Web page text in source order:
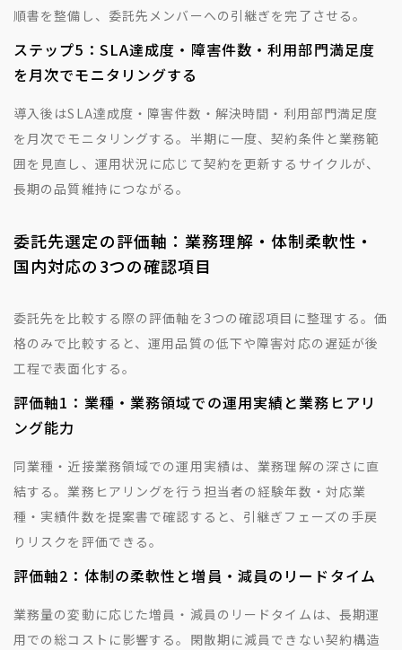
順書を整備し、委託先メンバーへの引継ぎを完了させる。
ステップ5：SLA達成度・障害件数・利用部門満足度
を月次でモニタリングする
導入後はSLA達成度・障害件数・解決時間・利用部門満足度
を月次でモニタリングする。半期に一度、契約条件と業務範
囲を見直し、運用状況に応じて契約を更新するサイクルが、
長期の品質維持につながる。
委託先選定の評価軸：業務理解・体制柔軟性・
国内対応の3つの確認項目
委託先を比較する際の評価軸を3つの確認項目に整理する。価
格のみで比較すると、運用品質の低下や障害対応の遅延が後
工程で表面化する。
評価軸1：業種・業務領域での運用実績と業務ヒアリ
ング能力
同業種・近接業務領域での運用実績は、業務理解の深さに直
結する。業務ヒアリングを行う担当者の経験年数・対応業
種・実績件数を提案書で確認すると、引継ぎフェーズの手戻
りリスクを評価できる。
評価軸2：体制の柔軟性と増員・減員のリードタイム
業務量の変動に応じた増員・減員のリードタイムは、長期運
用での総コストに影響する。閑散期に減員できない契約構造